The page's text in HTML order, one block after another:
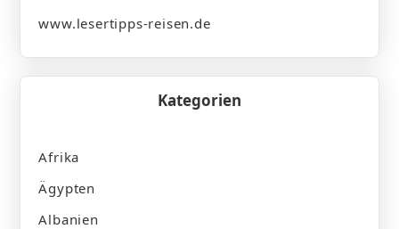
www.lesertipps-reisen.de
Kategorien
Afrika
Ägypten
Albanien